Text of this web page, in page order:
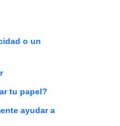
o un
tu papel?
ayudar a